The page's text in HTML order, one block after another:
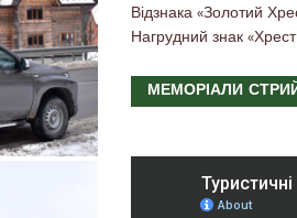
Відзнака «Золотий
Нагрудний знак
МЕМОРІАЛИ